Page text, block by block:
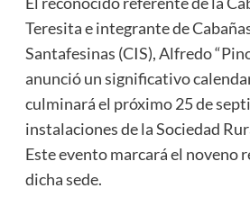
Teresita e integrante de
Santafesinas (CIS), Alfredo
anunció un significativo
culminará el próximo 25 de
instalaciones de la Sociedad
Este evento marcará el noveno
dicha sede.